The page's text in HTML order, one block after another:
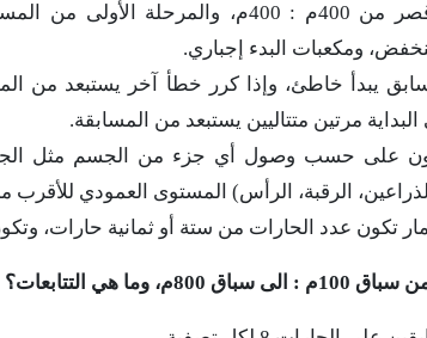
ومكعبات البدء إجباري.
يبدأ خاطئ، وإذا كرر خطأ آخر يستبعد من
مرتين متتاليين يستبعد من المسابقة.
على حسب وصول أي جزء من الجسم مثل
الذراعين، الرقبة، الرأس) المستوى العمودي للأقرب
تكون عدد الحارات من ستة أو ثمانية حارات، وتكون
هي التتابعات؟